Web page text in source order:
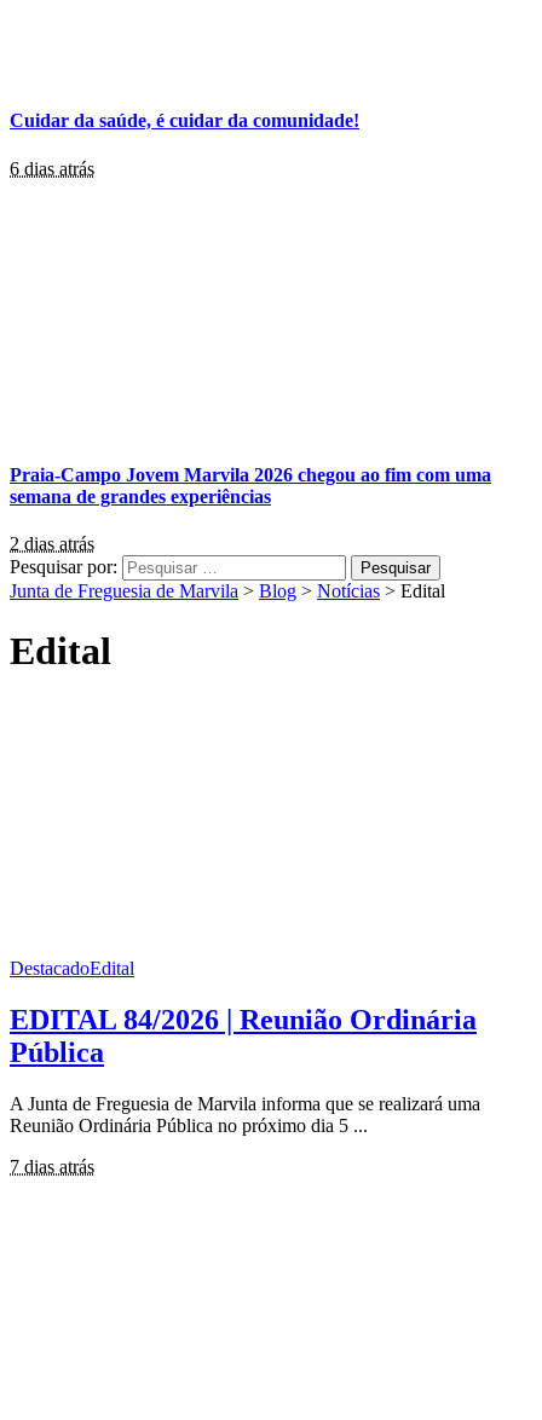
Cuidar da saúde, é cuidar da comunidade!
6 dias atrás
Praia-Campo Jovem Marvila 2026 chegou ao fim com uma
semana de grandes experiências
2 dias atrás
Pesquisar por:
Junta de Freguesia de Marvila > Blog > Notícias > Edital
Edital
DestacadoEdital
EDITAL 84/2026 | Reunião Ordinária
Pública
A Junta de Freguesia de Marvila informa que se realizará uma
Reunião Ordinária Pública no próximo dia 5 ...
7 dias atrás